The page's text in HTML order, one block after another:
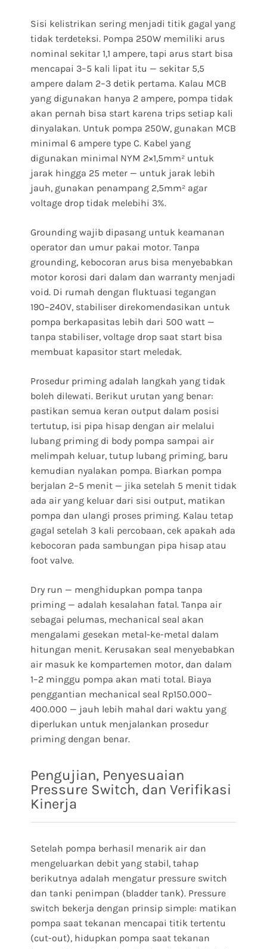
Sisi kelistrikan sering menjadi titik gagal yang
tidak terdeteksi. Pompa 250W memiliki arus
nominal sekitar 1,1 ampere, tapi arus start bisa
mencapai 3–5 kali lipat itu — sekitar 5,5
ampere dalam 2–3 detik pertama. Kalau MCB
yang digunakan hanya 2 ampere, pompa tidak
akan pernah bisa start karena trips setiap kali
dinyalakan. Untuk pompa 250W, gunakan MCB
minimal 6 ampere type C. Kabel yang
digunakan minimal NYM 2×1,5mm² untuk
jarak hingga 25 meter — untuk jarak lebih
jauh, gunakan penampang 2,5mm² agar
voltage drop tidak melebihi 3%.
Grounding wajib dipasang untuk keamanan
operator dan umur pakai motor. Tanpa
grounding, kebocoran arus bisa menyebabkan
motor korosi dari dalam dan warranty menjadi
void. Di rumah dengan fluktuasi tegangan
190–240V, stabiliser direkomendasikan untuk
pompa berkapasitas lebih dari 500 watt —
tanpa stabiliser, voltage drop saat start bisa
membuat kapasitor start meledak.
Prosedur priming adalah langkah yang tidak
boleh dilewati. Berikut urutan yang benar:
pastikan semua keran output dalam posisi
tertutup, isi pipa hisap dengan air melalui
lubang priming di body pompa sampai air
melimpah keluar, tutup lubang priming, baru
kemudian nyalakan pompa. Biarkan pompa
berjalan 2–5 menit — jika setelah 5 menit tidak
ada air yang keluar dari sisi output, matikan
pompa dan ulangi proses priming. Kalau tetap
gagal setelah 3 kali percobaan, cek apakah ada
kebocoran pada sambungan pipa hisap atau
foot valve.
Dry run — menghidupkan pompa tanpa
priming — adalah kesalahan fatal. Tanpa air
sebagai pelumas, mechanical seal akan
mengalami gesekan metal-ke-metal dalam
hitungan menit. Kerusakan seal menyebabkan
air masuk ke kompartemen motor, dan dalam
1–2 minggu pompa akan mati total. Biaya
penggantian mechanical seal Rp150.000–
400.000 — jauh lebih mahal dari waktu yang
diperlukan untuk menjalankan prosedur
priming dengan benar.
Pengujian, Penyesuaian
Pressure Switch, dan Verifikasi
Kinerja
Setelah pompa berhasil menarik air dan
mengeluarkan debit yang stabil, tahap
berikutnya adalah mengatur pressure switch
dan tanki penimpan (bladder tank). Pressure
switch bekerja dengan prinsip simple: matikan
pompa saat tekanan mencapai titik tertentu
(cut-out), hidupkan pompa saat tekanan